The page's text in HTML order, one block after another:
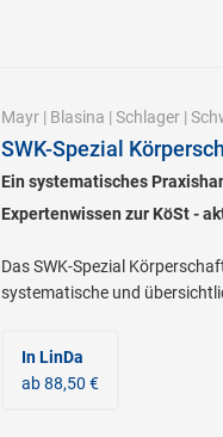
Mayr| Blasina | Schlager|
SWK-Spezial
Ein systematisches
Expertenwissen zur KöSt -
Das SWK-Spezial
systematische und
In LinDa
ab 88,50 €